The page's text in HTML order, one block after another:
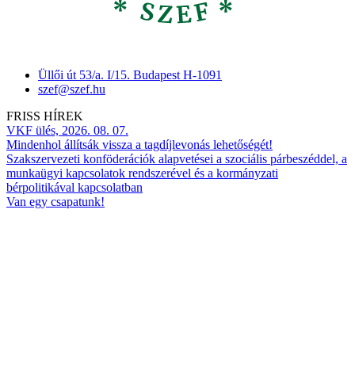
Üllői út 53/a. I/15. Budapest H-1091
szef@szef.hu
FRISS HÍREK
VKF ülés, 2026. 08. 07.
Mindenhol állítsák vissza a tagdíjlevonás lehetőségét!
Szakszervezeti konföderációk alapvetései a szociális párbeszéddel, a
munkaügyi kapcsolatok rendszerével és a kormányzati
bérpolitikával kapcsolatban
Van egy csapatunk!